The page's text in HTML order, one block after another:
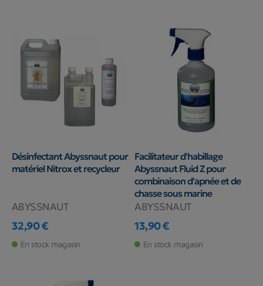
Désinfection détendeur, nettoyage des combinaisons, par
trempage, par pulvérisation...
La plupart des produits sont conçus pour une forte
biodégradabilité.
Bactéricides, Virucides, algicides respectueux de
Fabrication française
Désinfectant Abyssnaut pour
matériel Nitrox et recycleur
ABYSSNAUT
Prix
32,90 €
En stock magasin
Facilitateur d'habillage
Abyssnaut Fluid Z pour
combinaison d'apnée et de
chasse sous marine
ABYSSNAUT
Prix
13,90 €
En stock magasin